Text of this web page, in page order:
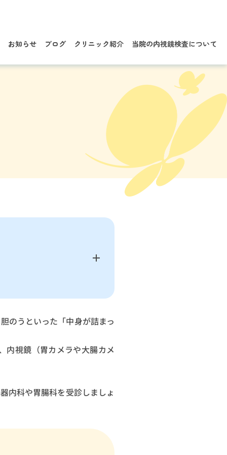
お知らせ ブログ クリニック紹介 当院の内視鏡検査について
のうといった「中身が詰まっ
内視鏡（胃カメラや大腸カメ
内科や胃腸科を受診しましょ